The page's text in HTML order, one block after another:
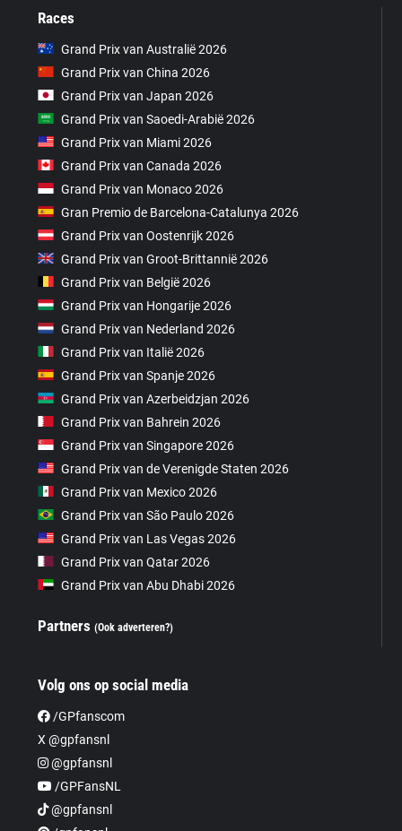
Races
Grand Prix van Australië 2026
Grand Prix van China 2026
Grand Prix van Japan 2026
Grand Prix van Saoedi-Arabië 2026
Grand Prix van Miami 2026
Grand Prix van Canada 2026
Grand Prix van Monaco 2026
Gran Premio de Barcelona-Catalunya 2026
Grand Prix van Oostenrijk 2026
Grand Prix van Groot-Brittannië 2026
Grand Prix van België 2026
Grand Prix van Hongarije 2026
Grand Prix van Nederland 2026
Grand Prix van Italië 2026
Grand Prix van Spanje 2026
Grand Prix van Azerbeidzjan 2026
Grand Prix van Bahrein 2026
Grand Prix van Singapore 2026
Grand Prix van de Verenigde Staten 2026
Grand Prix van Mexico 2026
Grand Prix van São Paulo 2026
Grand Prix van Las Vegas 2026
Grand Prix van Qatar 2026
Grand Prix van Abu Dhabi 2026
Partners(Ook adverteren?)
Volg ons op social media
/GPfanscom
X @gpfansnl
@gpfansnl
/GPFansNL
@gpfansnl